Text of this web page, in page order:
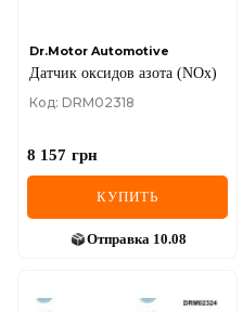
Dr.Motor Automotive
Датчик оксидов азота (NOx)
Код: DRM02318
8 157 грн
КУПИТЬ
Отправка 10.08